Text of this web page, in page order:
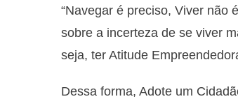
“Navegar é preciso, Viver não
sobre a incerteza de se viver
seja, ter Atitude
Dessa forma, Adote um